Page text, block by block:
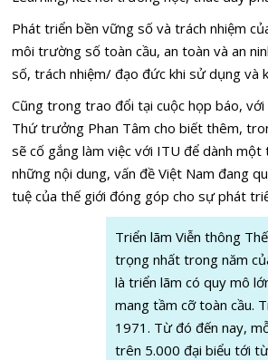
Phát triển bền vững số và trách nhiệm
môi trường số toàn cầu, an toàn và an
số, trách nhiệm/ đạo đức khi sử dụng và
Cũng trong trao đổi tại cuộc họp báo,
Thứ trưởng Phan Tâm cho biết thêm,
sẽ cố gắng làm việc với ITU để dành
những nội dung, vấn đề Việt Nam đang
tuệ của thế giới đóng góp cho sự phát
Triển lãm Viễn thông
trọng nhất trong năm
là triển lãm có quy mô
mang tầm cỡ toàn cầu.
1971. Từ đó đến nay,
trên 5.000 đại biểu tới